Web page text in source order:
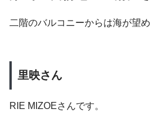
二階のバルコニーからは海が望
里映さん
RIE MIZOEさんです。